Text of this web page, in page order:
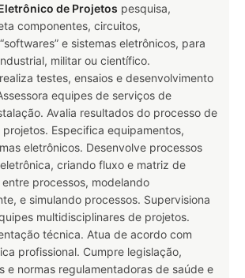
de Projetos pesquisa,
componentes, circuitos,
e sistemas eletrônicos, para
militar ou científico.
testes, ensaios e desenvolvimento
equipes de serviços de
Avalia resultados do processo de
Especifica equipamentos,
eletrônicos. Desenvolve processos
criando fluxo e matriz de
processos, modelando
e simulando processos. Supervisiona
multidisciplinares de projetos.
técnica. Atua de acordo com
profissional. Cumpre legislação,
e normas regulamentadoras de saúde e